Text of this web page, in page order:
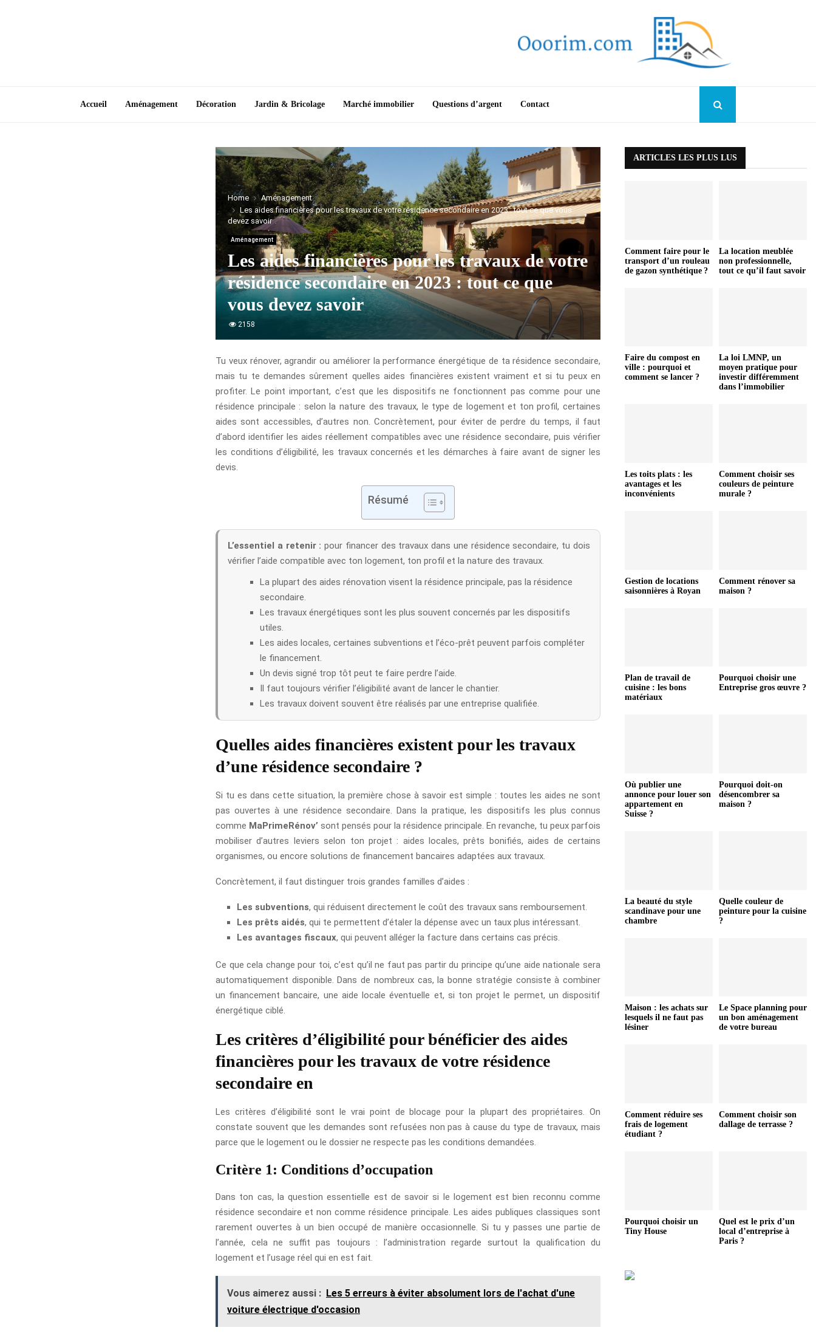
Accueil Aménagement Décoration Jardin & Bricolage Marché immobilier Questions d’argent Contact
Home
Aménagement
Les aides financières pour les travaux de votre résidence secondaire en 2023 : tout ce que vous
devez savoir
Aménagement
Les aides financières pour les travaux de votre
résidence secondaire en 2023 : tout ce que
vous devez savoir
2158
Tu veux rénover, agrandir ou améliorer la performance énergétique de ta résidence secondaire,
mais tu te demandes sûrement quelles aides financières existent vraiment et si tu peux en
profiter. Le point important, c’est que les dispositifs ne fonctionnent pas comme pour une
résidence principale : selon la nature des travaux, le type de logement et ton profil, certaines
aides sont accessibles, d’autres non. Concrètement, pour éviter de perdre du temps, il faut
d’abord identifier les aides réellement compatibles avec une résidence secondaire, puis vérifier
les conditions d’éligibilité, les travaux concernés et les démarches à faire avant de signer les
devis.
Résumé
L’essentiel a retenir : pour financer des travaux dans une résidence secondaire, tu dois
vérifier l’aide compatible avec ton logement, ton profil et la nature des travaux.
La plupart des aides rénovation visent la résidence principale, pas la résidence
secondaire.
Les travaux énergétiques sont les plus souvent concernés par les dispositifs
utiles.
Les aides locales, certaines subventions et l’éco-prêt peuvent parfois compléter
le financement.
Un devis signé trop tôt peut te faire perdre l’aide.
Il faut toujours vérifier l’éligibilité avant de lancer le chantier.
Les travaux doivent souvent être réalisés par une entreprise qualifiée.
Quelles aides financières existent pour les travaux
d’une résidence secondaire ?
Si tu es dans cette situation, la première chose à savoir est simple : toutes les aides ne sont
pas ouvertes à une résidence secondaire. Dans la pratique, les dispositifs les plus connus
comme MaPrimeRénov’ sont pensés pour la résidence principale. En revanche, tu peux parfois
mobiliser d’autres leviers selon ton projet : aides locales, prêts bonifiés, aides de certains
organismes, ou encore solutions de financement bancaires adaptées aux travaux.
Concrètement, il faut distinguer trois grandes familles d’aides :
Les subventions, qui réduisent directement le coût des travaux sans remboursement.
Les prêts aidés, qui te permettent d’étaler la dépense avec un taux plus intéressant.
Les avantages fiscaux, qui peuvent alléger la facture dans certains cas précis.
Ce que cela change pour toi, c’est qu’il ne faut pas partir du principe qu’une aide nationale sera
automatiquement disponible. Dans de nombreux cas, la bonne stratégie consiste à combiner
un financement bancaire, une aide locale éventuelle et, si ton projet le permet, un dispositif
énergétique ciblé.
Les critères d’éligibilité pour bénéficier des aides
financières pour les travaux de votre résidence
secondaire en
Les critères d’éligibilité sont le vrai point de blocage pour la plupart des propriétaires. On
constate souvent que les demandes sont refusées non pas à cause du type de travaux, mais
parce que le logement ou le dossier ne respecte pas les conditions demandées.
Critère 1: Conditions d’occupation
Dans ton cas, la question essentielle est de savoir si le logement est bien reconnu comme
résidence secondaire et non comme résidence principale. Les aides publiques classiques sont
rarement ouvertes à un bien occupé de manière occasionnelle. Si tu y passes une partie de
l’année, cela ne suffit pas toujours : l’administration regarde surtout la qualification du
logement et l’usage réel qui en est fait.
Vous aimerez aussi : Les 5 erreurs à éviter absolument lors de l'achat d'une
voiture électrique d'occasion
ARTICLES LES PLUS LUS
Comment faire pour le
transport d’un rouleau
de gazon synthétique ?
La location meublée
non professionnelle,
tout ce qu’il faut savoir
Faire du compost en
ville : pourquoi et
comment se lancer ?
La loi LMNP, un
moyen pratique pour
investir différemment
dans l’immobilier
Les toits plats : les
avantages et les
inconvénients
Comment choisir ses
couleurs de peinture
murale ?
Gestion de locations
saisonnières à Royan
Comment rénover sa
maison ?
Plan de travail de
cuisine : les bons
matériaux
Pourquoi choisir une
Entreprise gros œuvre ?
Où publier une
annonce pour louer son
appartement en
Suisse ?
Pourquoi doit-on
désencombrer sa
maison ?
La beauté du style
scandinave pour une
chambre
Quelle couleur de
peinture pour la cuisine
?
Maison : les achats sur
lesquels il ne faut pas
lésiner
Le Space planning pour
un bon aménagement
de votre bureau
Comment réduire ses
frais de logement
étudiant ?
Comment choisir son
dallage de terrasse ?
Pourquoi choisir un
Tiny House
Quel est le prix d’un
local d’entreprise à
Paris ?